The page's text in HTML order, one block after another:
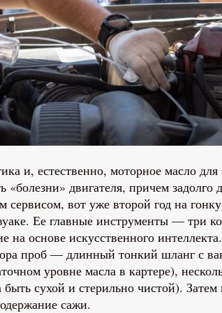
и, естественно, моторное масло
«болезни» двигателя, причем
вот уже второй год на
Ее главные инструменты — три
на основе искусственного
проб — длинный тонкий шланг с
уровне масла в картере),
сухой и стерильно чистой).
сажи.